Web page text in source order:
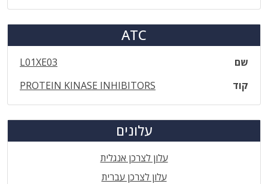
ATC
שם
L01XE03
קוד
PROTEIN KINASE INHIBITORS
עלונים
עלון לצרכן אנגלית
עלון לצרכן עברית